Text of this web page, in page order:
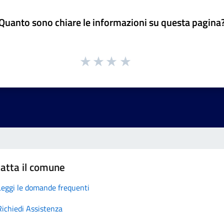
sono chiare le informazioni su questa
il comune
le domande frequenti
Assistenza